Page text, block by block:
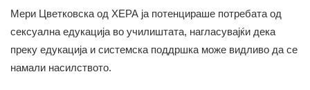
Мери Цветковска од ХЕРА ја потенцираше потребата од
сексуална едукација во училиштата, нагласувајќи дека
преку едукација и системска поддршка може видливо да се
намали насилството.